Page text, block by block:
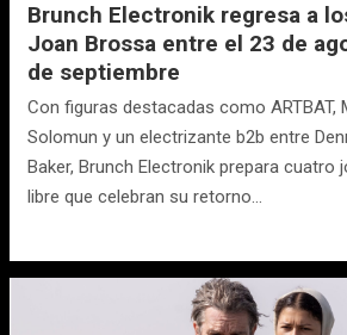
Brunch Electronik regresa a
Joan Brossa entre el 23 de
de septiembre
Con figuras destacadas como ARTBAT,
Solomun y un electrizante b2b entre
Baker, Brunch Electronik prepara cuatro
libre que celebran su retorno…